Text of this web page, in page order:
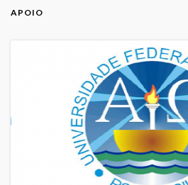
APOIO